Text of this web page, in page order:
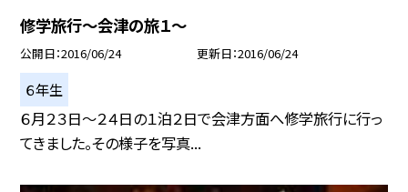
修学旅行〜会津の旅１〜
公開日 2016/06/24 更新日 2016/06/24
６年生
６月２３日〜２４日の１泊２日で会津方面へ修学旅行に行っ
てきました。その様子を写真...